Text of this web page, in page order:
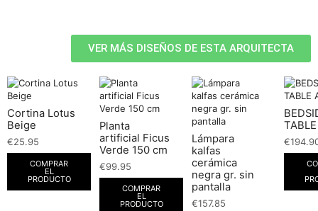
VER MÁS DISEÑOS DE ESTA ARQUITECTA
Cortina Lotus
Beige
€25.95
COMPRAR
EL
PRODUCTO
Planta
artificial Ficus
Verde 150 cm
€99.95
COMPRAR
EL
PRODUCTO
Lámpara
kalfas
cerámica
negra gr. sin
pantalla
€157.85
€